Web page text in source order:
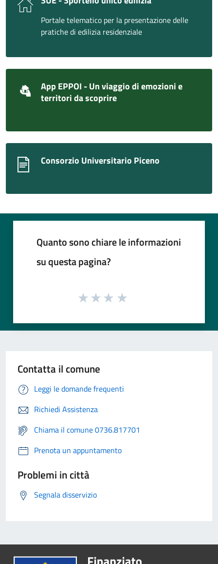
Portale telematico per la presentazione delle
pratiche di edilizia residenziale
App EPPOI - Un viaggio di emozioni e
territori da scoprire
Consorzio Universitario Piceno
Quanto sono chiare le informazioni
su questa pagina?
Contatta il comune
Leggi le domande frequenti
Richiedi Assistenza
Chiama il comune 0736.817701
Prenota un appuntamento
Problemi in città
Segnala disservizio